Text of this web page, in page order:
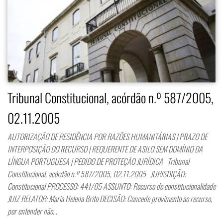
Tribunal Constitucional, acórdão n.º 587/2005,
02.11.2005
AUTORIZAÇÃO DE RESIDÊNCIA POR RAZÕES HUMANITÁRIAS | PRAZO DE
INTERPOSIÇÃO DO RECURSO | REQUERENTE DE ASILO SEM DOMÍNIO DA
LÍNGUA PORTUGUESA | PEDIDO DE PROTEÇÃO JURÍDICA Tribunal
Constitucional, acórdão n.º 587/2005, 02.11.2005 JURISDIÇÃO:
Constitucional PROCESSO: 441/05 ASSUNTO: Recurso de constitucionalidade
JUIZ RELATOR: Maria Helena Brito DECISÃO: Concede provimento ao recurso,
por entender não…